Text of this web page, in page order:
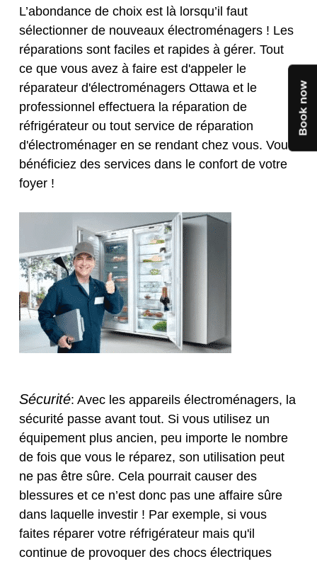
L’abondance de choix est là lorsqu’il faut
sélectionner de nouveaux électroménagers ! Les
réparations sont faciles et rapides à gérer. Tout
ce que vous avez à faire est d'appeler le
réparateur d'électroménagers Ottawa et le
professionnel effectuera la réparation de
réfrigérateur ou tout service de réparation
d'électroménager en se rendant chez vous. Vous
bénéficiez des services dans le confort de votre
foyer !
Sécurité: Avec les appareils électroménagers, la
sécurité passe avant tout. Si vous utilisez un
équipement plus ancien, peu importe le nombre
de fois que vous le réparez, son utilisation peut
ne pas être sûre. Cela pourrait causer des
blessures et ce n’est donc pas une affaire sûre
dans laquelle investir ! Par exemple, si vous
faites réparer votre réfrigérateur mais qu'il
continue de provoquer des chocs électriques